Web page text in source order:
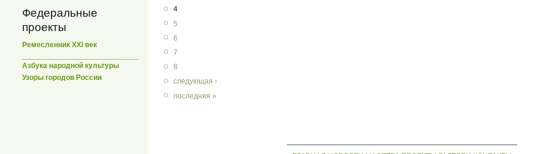
Федеральные
проекты
Ремесленник XXI век
Азбука народной культуры
Узоры городов России
4
5
6
7
8
следующая ›
последняя »